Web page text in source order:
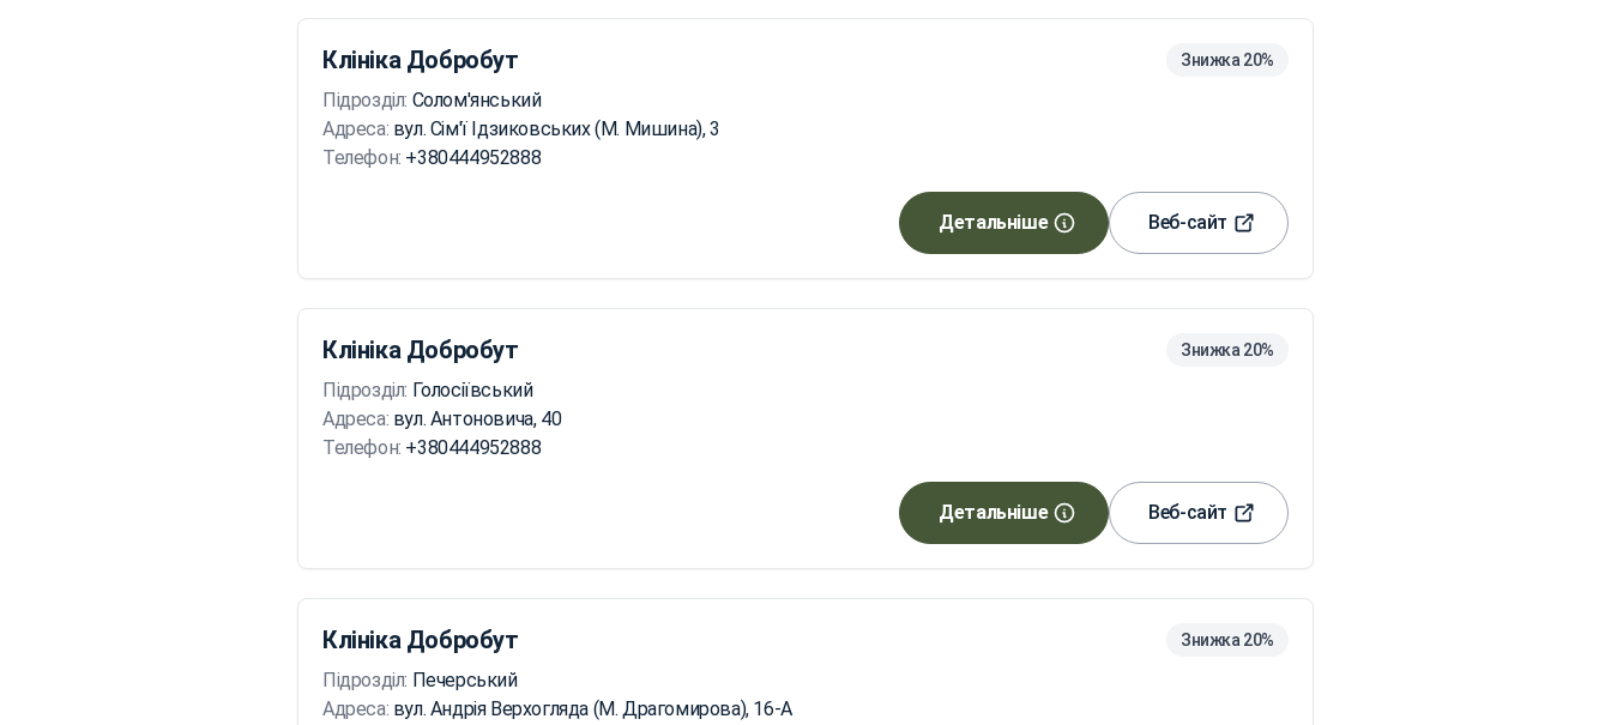
Клініка Добробут Знижка 20%
Підрозділ: Солом'янський
Адреса: вул. Сім'ї Ідзиковських (М. Мишина), 3
Телефон: +380444952888
Детальніше Веб-сайт
Клініка Добробут Знижка 20%
Підрозділ: Голосіївський
Адреса: вул. Антоновича, 40
Телефон: +380444952888
Детальніше Веб-сайт
Клініка Добробут Знижка 20%
Підрозділ: Печерський
Адреса: вул. Андрія Верхогляда (М. Драгомирова), 16-А